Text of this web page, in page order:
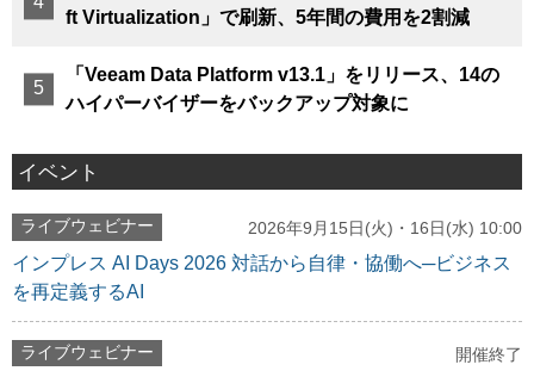
ft Virtualization」で刷新、5年間の費用を2割減
「Veeam Data Platform v13.1」をリリース、14の
ハイパーバイザーをバックアップ対象に
イベント
ライブウェビナー 2026年9月15日(火)・16日(水) 10:00
インプレス AI Days 2026 対話から自律・協働へ─ビジネス
を再定義するAI
ライブウェビナー 開催終了